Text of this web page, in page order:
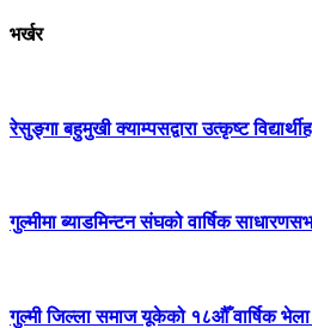
भर्खर
रेसुङ्गा बहुमुखी क्याम्पसद्वारा उत्कृष्ट
गुल्मीमा ब्याडमिन्टन संघको वार्षिक
गुल्मी जिल्ला समाज यूकेको १८औँ वार्षिक